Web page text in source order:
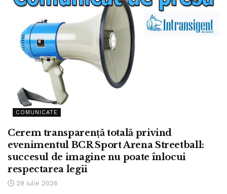
COMUNICATE
Cerem transparență totală privind
evenimentul BCR Sport Arena Streetball:
succesul de imagine nu poate înlocui
respectarea legii
29 iulie 2026